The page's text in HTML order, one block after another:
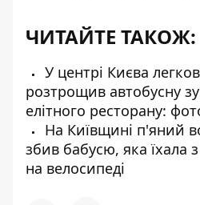
ЧИТАЙТЕ ТАКОЖ:
У центрі Києва
розтрощив автобусну
елітного ресторану:
На Київщині п'яний
збив бабусю, яка їхала
на велосипеді